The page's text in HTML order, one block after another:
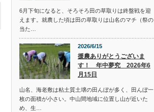
6月下旬になると、そろそろ田の草取りは終盤戦を迎
えます。就農した頃は田の草取りは山名のマチ（祭の
当た…
2026/6/15
援農ありがとうございま
す！ 年中夢究 2026年6
月15日
山名、海老敷は粘土質土壌の田んぼが多く、田んぼ一
枚の面積が小さい。中山間地域に位置し山が近いた
め、生…